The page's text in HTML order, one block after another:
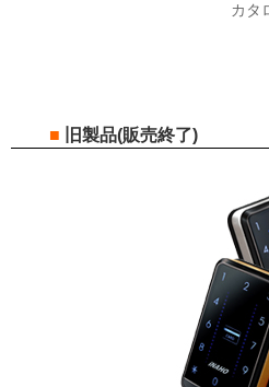
カタ
■ 旧製品(販売終了)